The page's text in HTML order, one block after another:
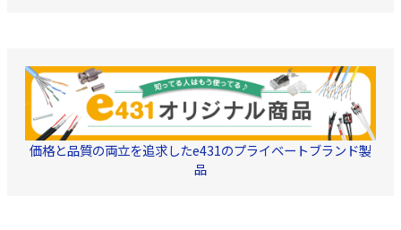
価格と品質の両立を追求したe431のプライベートブランド製
品